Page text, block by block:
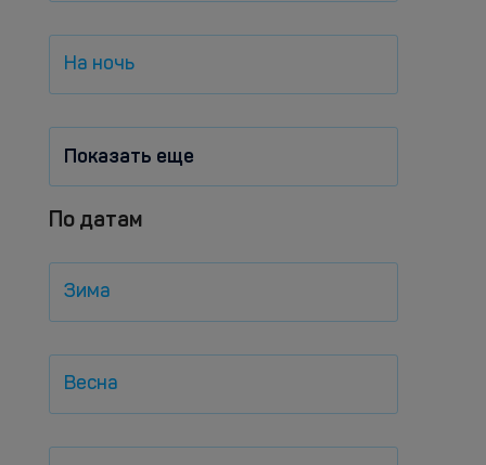
На ночь
Показать еще
По датам
Зима
Весна